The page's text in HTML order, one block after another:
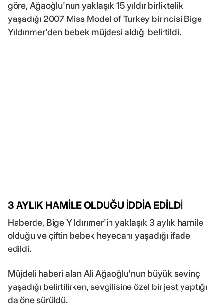
göre, Ağaoğlu'nun yaklaşık 15 yıldır birliktelik
yaşadığı 2007 Miss Model of Turkey birincisi Bige
Yıldırımer'den bebek müjdesi aldığı belirtildi.
3 AYLIK HAMİLE OLDUĞU İDDİA EDİLDİ
Haberde, Bige Yıldırımer'in yaklaşık 3 aylık hamile
olduğu ve çiftin bebek heyecanı yaşadığı ifade
edildi.
Müjdeli haberi alan Ali Ağaoğlu'nun büyük sevinç
yaşadığı belirtilirken, sevgilisine özel bir jest yaptığı
da öne sürüldü.